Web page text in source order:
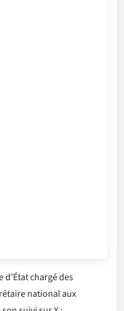
chargé des
national aux